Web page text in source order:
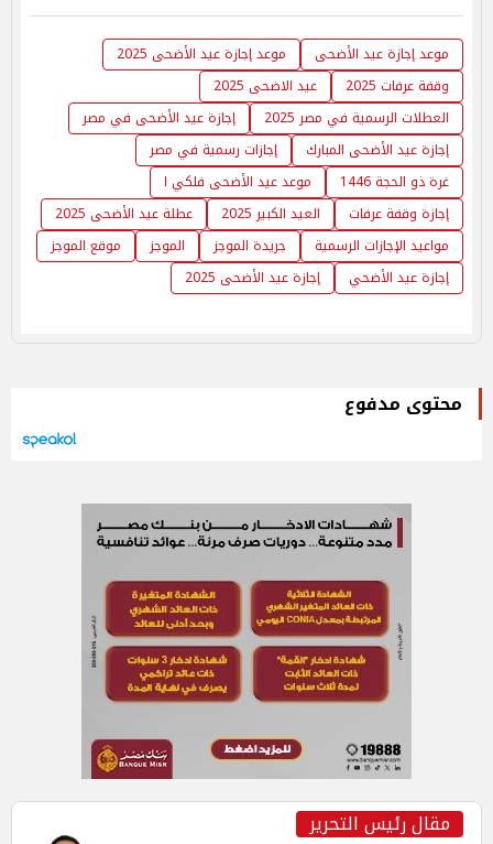
موعد إجازة عيد الأضحى
موعد إجازة عيد الأضحى 2025
وقفة عرفات 2025
عيد الاضحى 2025
العطلات الرسمية في مصر 2025
إجازة عيد الأضحى في مصر
إجازة عيد الأضحى المبارك
إجازات رسمية في مصر
غرة ذو الحجة 1446
موعد عيد الأضحى فلكي ا
إجازة وقفة عرفات
العيد الكبير 2025
عطلة عيد الأضحى 2025
مواعيد الإجازات الرسمية
جريدة الموجز الموجز
موقع الموجز
إجازة عيد الأضحي
إجازة عيد الأضحى 2025
محتوى مدفوع
مقال رئيس التحرير